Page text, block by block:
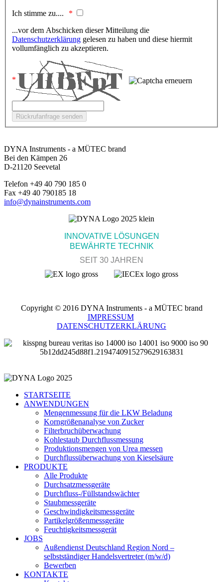
Ich stimme zu....
...vor dem Abschicken dieser Mitteilung die
Datenschutzerklärung gelesen zu haben und diese hiermit
vollumfänglich zu akzeptieren.
DYNA Instruments - a MÜTEC brand
Bei den Kämpen 26
D-21120 Seevetal
Telefon +49 40 790 185 0
Fax +49 40 790185 18
info@dynainstruments.com
INNOVATIVE LÖSUNGEN
BEWÄHRTE TECHNIK
SEIT 30 JAHREN
Copyright © 2016 DYNA Instruments - a MÜTEC brand
IMPRESSUM
DATENSCHUTZERKLÄRUNG
STARTSEITE
ANWENDUNGEN
Mengenmessung für die LKW Beladung
Korngrößenanalyse von Zucker
Filterbruchüberwachung
Kohlestaub Durchflussmessung
Produktionsmengen von Urea messen
Durchflussüberwachung von Kieselsäure
PRODUKTE
Alle Produkte
Durchsatzmessgeräte
Durchfluss-/Füllstandswächter
Staubmessgeräte
Geschwindigkeitsmessgeräte
Partikelgrößenmessgeräte
Feuchtigkeitsmessgerät
JOBS
Außendienst Deutschland Region Nord –
selbstständiger Handelsvertreter (m/w/d)
Bewerben
KONTAKTE